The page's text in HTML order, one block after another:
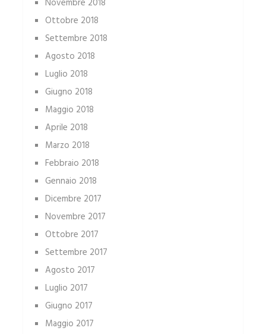
Novembre 2018
Ottobre 2018
Settembre 2018
Agosto 2018
Luglio 2018
Giugno 2018
Maggio 2018
Aprile 2018
Marzo 2018
Febbraio 2018
Gennaio 2018
Dicembre 2017
Novembre 2017
Ottobre 2017
Settembre 2017
Agosto 2017
Luglio 2017
Giugno 2017
Maggio 2017